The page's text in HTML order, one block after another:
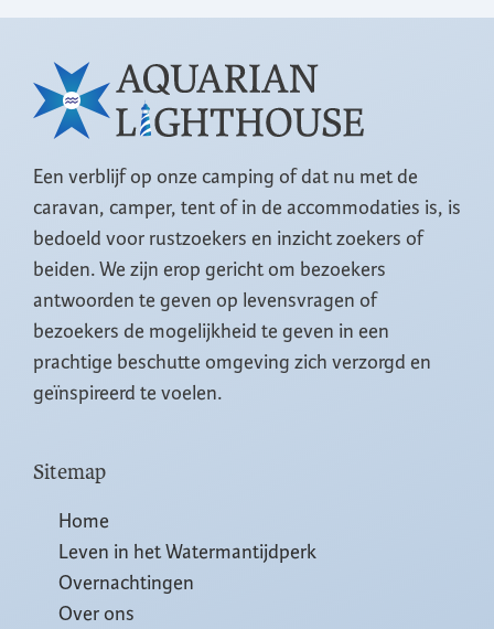
Een verblijf op onze camping of dat nu met de
caravan, camper, tent of in de accommodaties is, is
bedoeld voor rustzoekers en inzicht zoekers of
beiden. We zijn erop gericht om bezoekers
antwoorden te geven op levensvragen of
bezoekers de mogelijkheid te geven in een
prachtige beschutte omgeving zich verzorgd en
geïnspireerd te voelen.
Sitemap
Home
Leven in het Watermantijdperk
Overnachtingen
Over ons